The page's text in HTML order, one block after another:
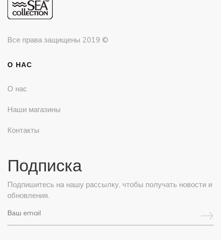
Все права защищены 2019 ©
О НАС
О нас
Наши магазины
Контакты
Подписка
Подпишитесь на нашу рассылку, чтобы получать новости и
обновления.